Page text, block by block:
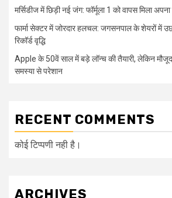
मर्सिडीज में छिड़ी नई जंग: फॉर्मूला 1 को वापस मिला
फार्मा सेक्टर में जोरदार हलचल: जगसनपाल के शेयरों में
रिकॉर्ड वृद्धि
Apple के 50वें साल में बड़े लॉन्च की तैयारी, लेकिन
समस्या से परेशान
RECENT COMMENTS
कोई टिप्पणी नही है।
ARCHIVES